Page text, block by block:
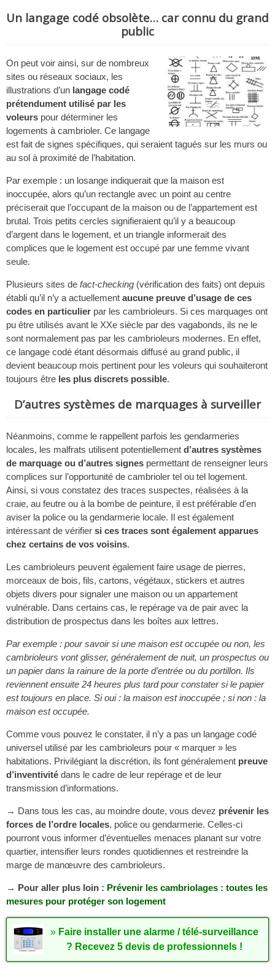
Un langage codé obsolète… car connu du grand
public
On peut voir ainsi, sur de nombreux
sites ou réseaux sociaux, les
illustrations d’un langage codé
prétendument utilisé par les
voleurs pour déterminer les
logements à cambrioler. Ce langage
est fait de signes spécifiques, qui seraient tagués sur les murs ou
au sol à proximité de l’habitation.
Par exemple : un losange indiquerait que la maison est
inoccupée, alors qu’un rectangle avec un point au centre
préciserait que l’occupant de la maison ou de l’appartement est
brutal. Trois petits cercles signifieraient qu’il y a beaucoup
d’argent dans le logement, et un triangle informerait des
complices que le logement est occupé par une femme vivant
seule.
Plusieurs sites de fact-checking (vérification des faits) ont depuis
établi qu’il n’y a actuellement aucune preuve d’usage de ces
codes en particulier par les cambrioleurs. Si ces marquages ont
pu être utilisés avant le XXe siècle par des vagabonds, ils ne le
sont normalement pas par les cambrioleurs modernes. En effet,
ce langage codé étant désormais diffusé au grand public, il
devient beaucoup mois pertinent pour les voleurs qui souhaiteront
toujours être les plus discrets possible.
D’autres systèmes de marquages à surveiller
Néanmoins, comme le rappellent parfois les gendarmeries
locales, les malfrats utilisent potentiellement d’autres systèmes
de marquage ou d’autres signes permettant de renseigner leurs
complices sur l’opportunité de cambrioler tel ou tel logement.
Ainsi, si vous constatez des traces suspectes, réalisées à la
craie, au feutre ou à la bombe de peinture, il est préférable d’en
aviser la police ou la gendarmerie locale. Il est également
intéressant de vérifier si ces traces sont également apparues
chez certains de vos voisins.
Les cambrioleurs peuvent également faire usage de pierres,
morceaux de bois, fils, cartons, végétaux, stickers et autres
objets divers pour signaler une maison ou un appartement
vulnérable. Dans certains cas, le repérage va de pair avec la
distribution de prospectus dans les boîtes aux lettres.
Par exemple : pour savoir si une maison est occupée ou non, les
cambrioleurs vont glisser, généralement de nuit, un prospectus ou
un papier dans la rainure de la porte d’entrée ou du portillon. Ils
reviennent ensuite 24 heures plus tard pour constater si le papier
est toujours en place. Si oui : la maison est inoccupée ; si non : la
maison est occupée.
Comme vous pouvez le constater, il n’y a pas un langage codé
universel utilisé par les cambrioleurs pour « marquer » les
habitations. Privilégiant la discrétion, ils font généralement preuve
d’inventivité dans le cadre de leur repérage et de leur
transmission d’informations.
→ Dans tous les cas, au moindre doute, vous devez prévenir les
forces de l’ordre locales, police ou gendarmerie. Celles-ci
pourront vous informer d’éventuelles menaces planant sur votre
quartier, intensifier leurs rondes quotidiennes et restreindre la
marge de manœuvre des cambrioleurs.
→ Pour aller plus loin : Prévenir les cambriolages : toutes les
mesures pour protéger son logement
» Faire installer une alarme / télé-surveillance
? Recevez 5 devis de professionnels !